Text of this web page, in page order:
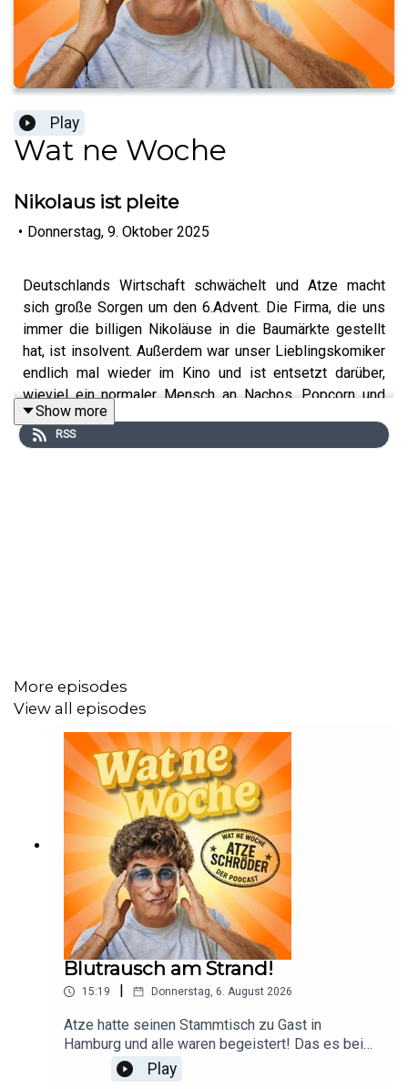
Play
Wat ne Woche
Nikolaus ist pleite
• Donnerstag, 9. Oktober 2025
Deutschlands Wirtschaft schwächelt und Atze macht
sich große Sorgen um den 6.Advent. Die Firma, die uns
immer die billigen Nikoläuse in die Baumärkte gestellt
hat, ist insolvent. Außerdem war unser Lieblingskomiker
endlich mal wieder im Kino und ist entsetzt darüber,
wieviel ein normaler Mensch an Nachos, Popcorn und
Cola in sich reinstopfen kann. Gott sei Dank ist
wenigstens Jack White mit seinen 85Jahren wieder
Show more
RSS
More episodes
View all episodes
Blutrausch am Strand!
15:19 Donnerstag, 6. August 2026
Atze hatte seinen Stammtisch zu Gast in
Hamburg und alle waren begeistert! Das es bei
diesem durstigen Gemetzel auch zu Opfern
kommen kann, ist von vornherein mit eingepreist.
Play